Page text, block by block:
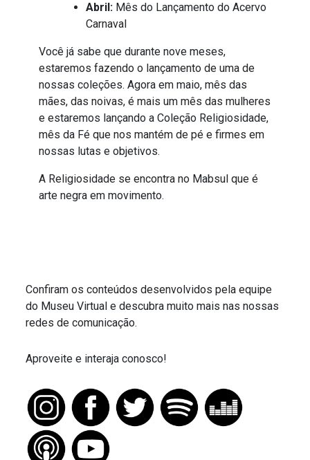
Abril:Mês do Lançamento do Acervo
Carnaval
Você já sabe que durante nove meses,
estaremos fazendo o lançamento de uma de
nossas coleções. Agora em maio, mês das
mães, das noivas, é mais um mês das mulheres
e estaremos lançando a Coleção Religiosidade,
mês da Fé que nos mantém de pé e firmes em
nossas lutas e objetivos.
A Religiosidade se encontra no Mabsul que é
arte negra em movimento.
Confiram os conteúdos desenvolvidos pela equipe
do Museu Virtual e descubra muito mais nas nossas
redes de comunicação.
Aproveite e interaja conosco!